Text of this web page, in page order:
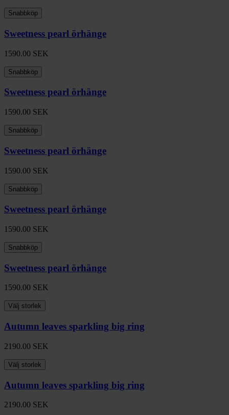
Snabbköp
Sweetness pearl örhänge
1590.00 SEK
Snabbköp
Sweetness pearl örhänge
1590.00 SEK
Snabbköp
Sweetness pearl örhänge
1590.00 SEK
Snabbköp
Sweetness pearl örhänge
1590.00 SEK
Snabbköp
Sweetness pearl örhänge
1590.00 SEK
Välj storlek
Autumn leaves sparkling big ring
2190.00 SEK
Välj storlek
Autumn leaves sparkling big ring
2190.00 SEK